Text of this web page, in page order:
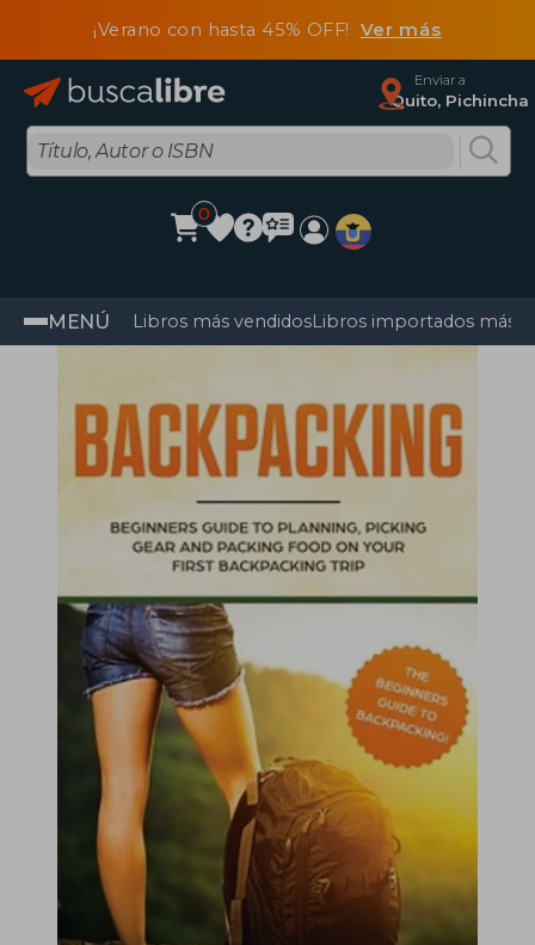
¡Verano con hasta 45% OFF! Ver más
Enviar a
Quito, Pichincha
0
MENÚ Libros más vendidosLibros importados más